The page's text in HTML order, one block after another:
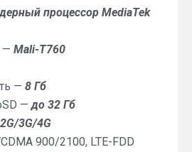
процессор MediaTek
— Mali-T760
— 8 Гб
—до 32 Гб
2G/3G/4G
900/2100, LTE-FDD